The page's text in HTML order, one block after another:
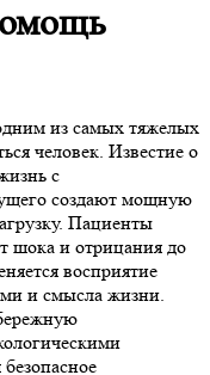
из самых тяжелых
человек. Известие о
с
создают мощную
Пациенты
шока и отрицания до
восприятие
и смысла жизни.